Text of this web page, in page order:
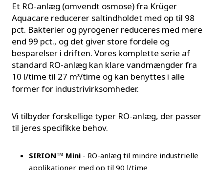
Et RO-anlæg (omvendt osmose) fra Krüger
Aquacare reducerer saltindholdet med op til 98
pct. Bakterier og pyrogener reduceres med mere
end 99 pct., og det giver store fordele og
besparelser i driften. Vores komplette serie af
standard RO-anlæg kan klare vandmængder fra
10 l/time til 27 m³/time og kan benyttes i alle
former for industrivirksomheder.
Vi tilbyder forskellige typer RO-anlæg, der passer
til jeres specifikke behov.
SIRION™ Mini - RO-anlæg til mindre industrielle
applikationer med op til 90 l/time